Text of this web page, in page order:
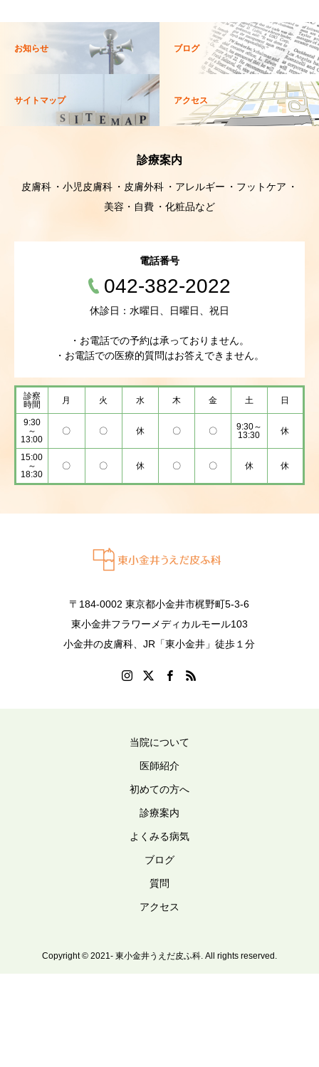
お知らせ ブログ
サイトマップ アクセス
診療案内
皮膚科 小児皮膚科 皮膚外科 アレルギー
フットケア
美容・自費
化粧品など
電話番号
042-382-2022
休診日：水曜日、日曜日、祝日
・お電話での予約は承っておりません。
・お電話での医療的質問はお答えできません。
診察
時間
月 火 水 木 金 土 日
9:30
～
13:00
〇 〇 休 〇 〇
9:30～
13:30
休
15:00
～
18:30
〇 〇 休 〇 〇 休 休
〒184-0002 東京都小金井市梶野町5-3-6
東小金井フラワーメディカルモール103
小金井の皮膚科、JR「東小金井」徒歩１分
当院について
医師紹介
初めての方へ
診療案内
よくみる病気
ブログ
質問
アクセス
Copyright © 2021- 東小金井うえだ皮ふ科. All rights reserved.